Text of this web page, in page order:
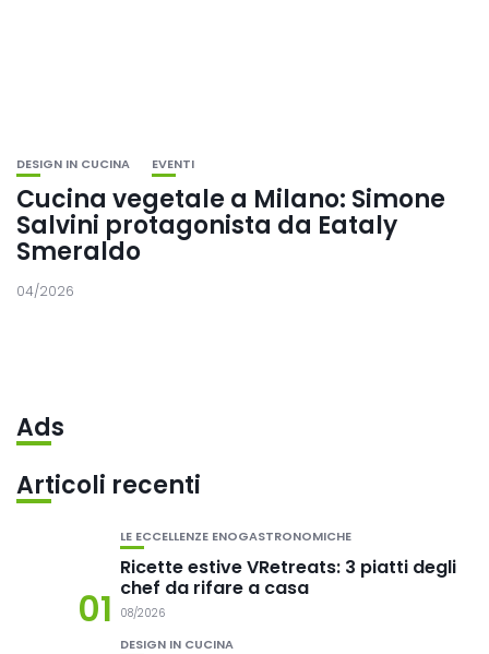
DESIGN IN CUCINA EVENTI
Cucina vegetale a Milano: Simone
Salvini protagonista da Eataly
Smeraldo
04/2026
Ads
Articoli recenti
01
LE ECCELLENZE ENOGASTRONOMICHE
Ricette estive VRetreats: 3 piatti degli
chef da rifare a casa
08/2026
DESIGN IN CUCINA